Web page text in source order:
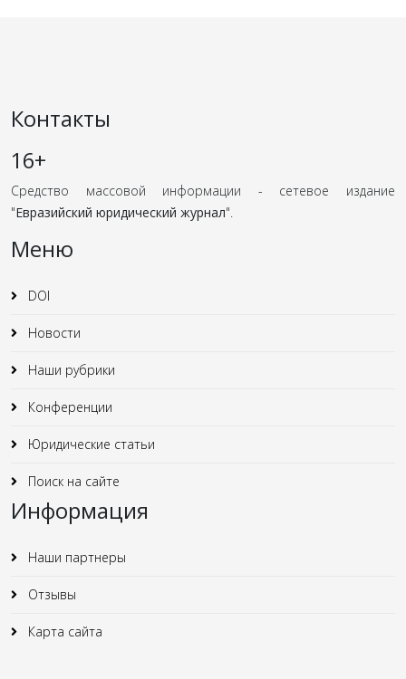
Контакты
16+
Средство массовой информации - сетевое издание
"Евразийский юридический журнал".
Меню
DOI
Новости
Наши рубрики
Конференции
Юридические статьи
Поиск на сайте
Информация
Наши партнеры
Отзывы
Карта сайта